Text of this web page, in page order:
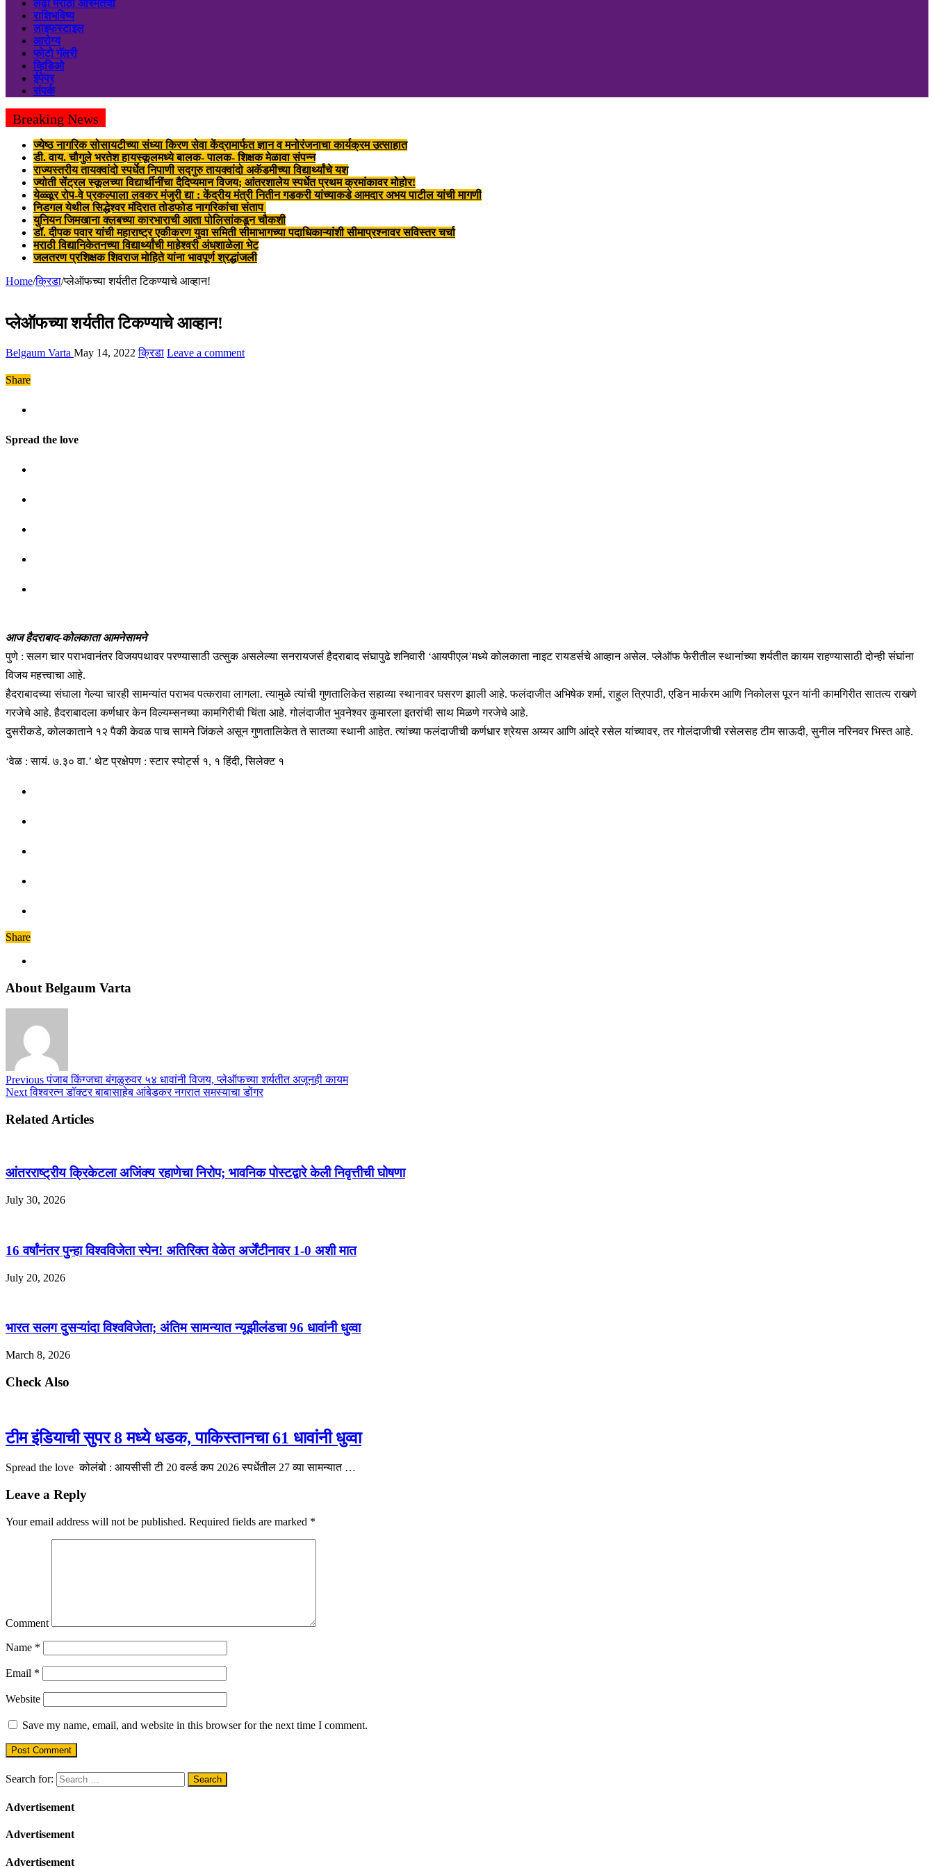
लढा मराठी अस्मितेचा
राशिभविष्य
लाइफस्टाइल
आरोग्य
फोटो गॅलरी
व्हिडिओ
ईपेपर
संपर्क
Breaking News
ज्येष्ठ नागरिक सोसायटीच्या संध्या किरण सेवा केंद्रामार्फत ज्ञान व मनोरंजनाचा कार्यक्रम उत्साहात
डी. वाय. चौगुले भरतेश हायस्कूलमध्ये बालक- पालक- शिक्षक मेळावा संपन्न
राज्यस्तरीय तायक्वांदो स्पर्धेत निपाणी सद्गुरु तायक्वांदो अकॅडमीच्या विद्यार्थ्यांचे यश
ज्योती सेंट्रल स्कूलच्या विद्यार्थीनींचा दैदिप्यमान विजय; आंतरशालेय स्पर्धेत प्रथम क्रमांकावर मोहोर!
येळ्ळूर रोप-वे प्रकल्पाला लवकर मंजुरी द्या : केंद्रीय मंत्री नितीन गडकरी यांच्याकडे आमदार अभय पाटील यांची मागणी
निडगल येथील सिद्धेश्वर मंदिरात तोडफोड नागरिकांचा संताप
युनियन जिमखाना क्लबच्या कारभाराची आता पोलिसांकडून चौकशी
डॉ. दीपक पवार यांची महाराष्ट्र एकीकरण युवा समिती सीमाभागच्या पदाधिकाऱ्यांशी सीमाप्रश्नावर सविस्तर चर्चा
मराठी विद्यानिकेतनच्या विद्यार्थ्यांची माहेश्वरी अंधशाळेला भेट
जलतरण प्रशिक्षक शिवराज मोहिते यांना भावपूर्ण श्रद्धांजली
Home/क्रिडा/प्लेऑफच्या शर्यतीत टिकण्याचे आव्हान!
प्लेऑफच्या शर्यतीत टिकण्याचे आव्हान!
Belgaum Varta May 14, 2022 क्रिडा Leave a comment
Share
Spread the love
आज हैदराबाद-कोलकाता आमनेसामने
पुणे : सलग चार पराभवानंतर विजयपथावर परण्यासाठी उत्सुक असलेल्या सनरायजर्स हैदराबाद संघापुढे शनिवारी ‘आयपीएल’मध्ये कोलकाता नाइट रायडर्सचे आव्हान असेल. प्लेऑफ फेरीतील स्थानांच्या शर्यतीत कायम राहण्यासाठी दोन्ही संघांना
विजय महत्त्वाचा आहे.
हैदराबादच्या संघाला गेल्या चारही सामन्यांत पराभव पत्करावा लागला. त्यामुळे त्यांची गुणतालिकेत सहाव्या स्थानावर घसरण झाली आहे. फलंदाजीत अभिषेक शर्मा, राहुल त्रिपाठी, एडिन मार्करम आणि निकोलस पूरन यांनी कामगिरीत सातत्य राखणे
गरजेचे आहे. हैदराबादला कर्णधार केन विल्यम्सनच्या कामगिरीची चिंता आहे. गोलंदाजीत भुवनेश्वर कुमारला इतरांची साथ मिळणे गरजेचे आहे.
दुसरीकडे, कोलकाताने १२ पैकी केवळ पाच सामने जिंकले असून गुणतालिकेत ते सातव्या स्थानी आहेत. त्यांच्या फलंदाजीची कर्णधार श्रेयस अय्यर आणि आंद्रे रसेल यांच्यावर, तर गोलंदाजीची रसेलसह टीम साऊदी, सुनील नरिनवर भिस्त आहे.
‘वेळ : सायं. ७.३० वा.’ थेट प्रक्षेपण : स्टार स्पोर्ट्स १, १ हिंदी, सिलेक्ट १
Share
About Belgaum Varta
Previousपंजाब किंग्जचा बंगळुरुवर ५४ धावांनी विजय, प्लेऑफच्या शर्यतीत अजूनही कायम
Nextविश्वरत्न डॉक्टर बाबासाहेब आंबेडकर नगरात समस्याचा डोंगर
Related Articles
आंतरराष्ट्रीय क्रिकेटला अजिंक्य रहाणेचा निरोप; भावनिक पोस्टद्वारे केली निवृत्तीची घोषणा
July 30, 2026
16 वर्षांनंतर पुन्हा विश्वविजेता स्पेन! अतिरिक्त वेळेत अर्जेंटीनावर 1-0 अशी मात
July 20, 2026
भारत सलग दुसऱ्यांदा विश्वविजेता; अंतिम सामन्यात न्यूझीलंडचा 96 धावांनी धुव्वा
March 8, 2026
Check Also
टीम इंडियाची सुपर 8 मध्ये धडक, पाकिस्तानचा 61 धावांनी धुव्वा
Spread the love कोलंबो : आयसीसी टी 20 वर्ल्ड कप 2026 स्पर्धेतील 27 व्या सामन्यात …
Leave a Reply
Your email address will not be published. Required fields are marked *
Comment
Name *
Email *
Website
Save my name, email, and website in this browser for the next time I comment.
Search for:
Advertisement
Advertisement
Advertisement